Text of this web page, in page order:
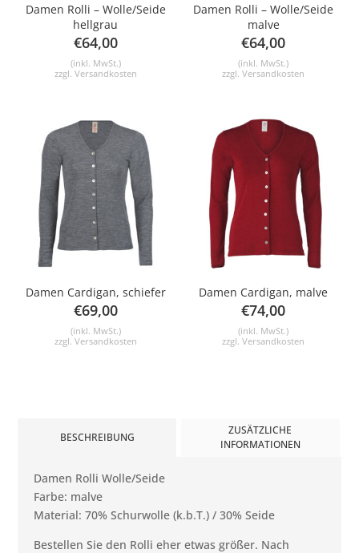
BESCHREIBUNG
ZUSÄTZLICHE
INFORMATIONEN
Damen Rolli Wolle/Seide
Farbe: malve
Material: 70% Schurwolle (k.b.T.) / 30% Seide
Bestellen Sie den Rolli eher etwas größer. Nach
Damen Rolli – Wolle/Seide
hellgrau
€64,00
(inkl. MwSt.)
zzgl. Versandkosten
Damen Rolli – Wolle/Seide
malve
€64,00
(inkl. MwSt.)
zzgl.Versandkosten
Damen Cardigan, schiefer
€69,00
(inkl. MwSt.)
zzgl. Versandkosten
Damen Cardigan, malve
€74,00
(inkl. MwSt.)
zzgl.Versandkosten